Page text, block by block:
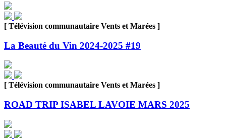
[ Télévision communautaire Vents et Marées ]
La Beauté du Vin 2024-2025 #19
[ Télévision communautaire Vents et Marées ]
ROAD TRIP ISABEL LAVOIE MARS 2025